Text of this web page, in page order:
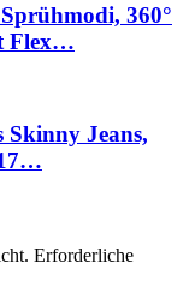
360°
Flex…
Skinny Jeans,
Erforderliche